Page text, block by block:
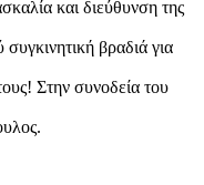
και διεύθυνση της
βραδιά για
Στην συνοδεία του